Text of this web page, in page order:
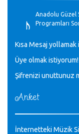
♪
Anadolu Güzel
Programları
♪
GEÇMİŞ OLSUN
Mavi Nota -
♪
30 yıl sonra
M.Semih Baylan -
Kısa Mesaj
Üye olmak istiyorum!
Şifrenizi unuttunuz
Anket
İnternetteki Müzik